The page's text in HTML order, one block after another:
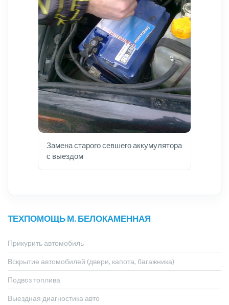
Замена старого севшего аккумулятора
с выездом
ТЕХПОМОЩЬ М. БЕЛОКАМЕННАЯ
Прикурить автомобиль
Вскрытие автомобилей (двери, капота, багажника)
Подвоз топлива
Выездная диагностика авто